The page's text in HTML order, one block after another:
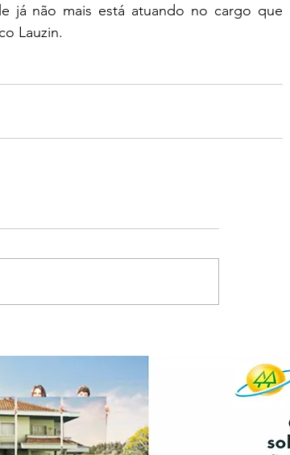
já não mais está atuando no cargo que
Lauzin.